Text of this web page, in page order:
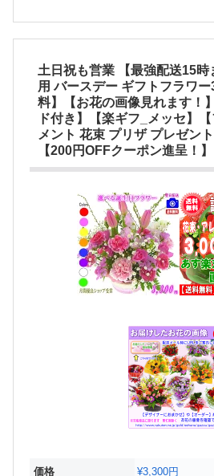
土日祝も営業 【最強配送15時
用 バースデー ギフトフラワ
料】【お花の画像見れます！
ド付き】【楽ギフ_メッセ】
メント 花束 プリザ プレゼン
【200円OFFクーポン進呈！】
価格 ¥3,300円